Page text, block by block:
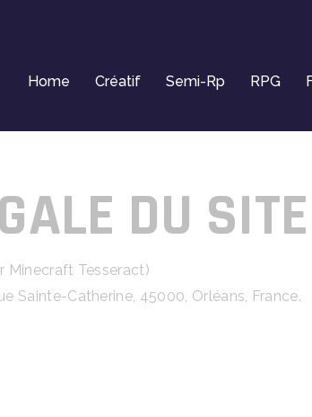
Home Créatif Semi-Rp RPG
DU
Minecraft Tesseract)
Sainte-Catherine, 45000, Orléans, France.